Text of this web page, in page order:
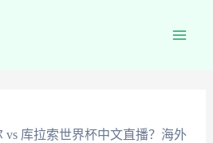
vs 库拉索世界杯中文直播？海外